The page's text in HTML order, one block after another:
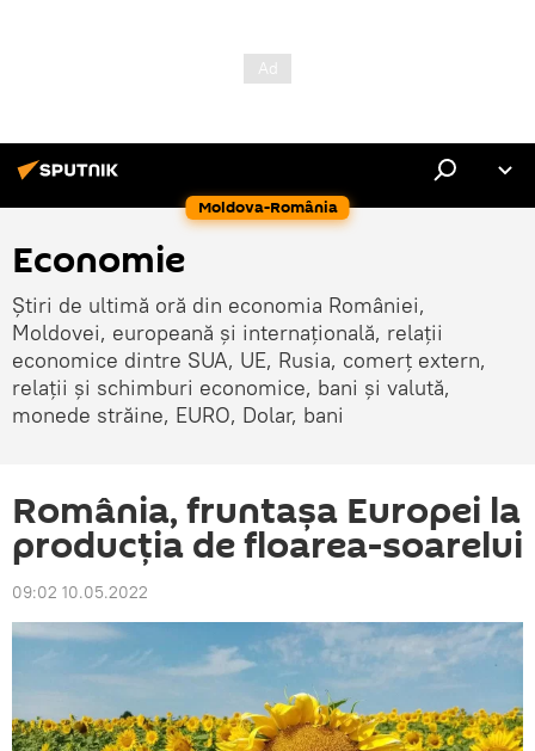
Moldova-România
Economie
Știri de ultimă oră din economia României,
Moldovei, europeană și internațională, relații
economice dintre SUA, UE, Rusia, comerț extern,
relații și schimburi economice, bani și valută,
monede străine, EURO, Dolar, bani
România, fruntașa Europei la
producția de floarea-soarelui
09:02 10.05.2022